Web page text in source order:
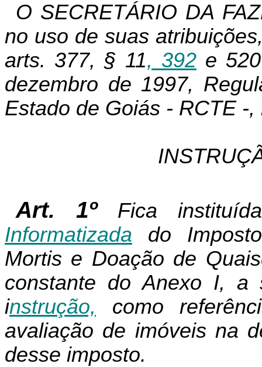
O SECRETÁRIO DA
no uso de suas
arts. 377, § 11, 392e 520
dezembro de 1997,
Estado de Goiás - RCTE -
Art. 1º Fica
Informatizada do
Mortis e Doação de
constante do Anexo I, a
instrução, como
avaliação de imóveis na
desse imposto.